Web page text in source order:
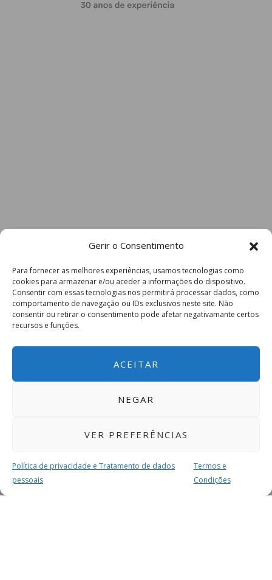
Gerir o Consentimento
Para fornecer as melhores experiências, usamos tecnologias como
cookies para armazenar e/ou aceder a informações do dispositivo.
Consentir com essas tecnologias nos permitirá processar dados, como
comportamento de navegação ou IDs exclusivos neste site. Não
consentir ou retirar o consentimento pode afetar negativamante certos
recursos e funções.
ACEITAR
NEGAR
VER PREFERÊNCIAS
Política de privacidade e Tratamento de dados
pessoais
Termos e
Condições